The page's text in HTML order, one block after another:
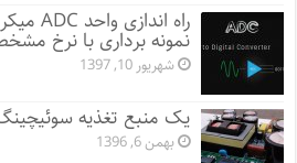
نمونه برداری با نرخ
شهریور 10, 1397
یک منبع تغذیه
بهمن 6, 1396